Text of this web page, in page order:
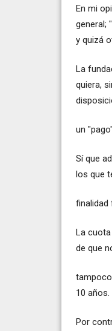
En mi
general;
y quizá
La
quiera,
un
Sí que
los que
finalidad
La
de que
10 años.
Por